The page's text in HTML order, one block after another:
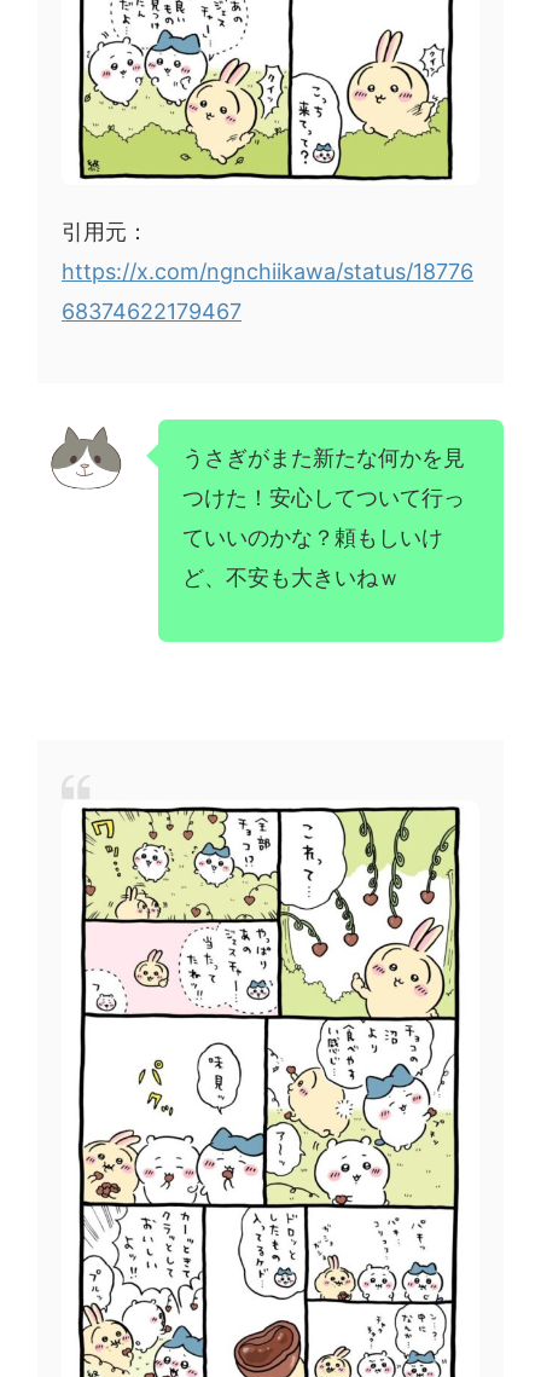
引用元：
https://x.com/ngnchiikawa/status/18776
68374622179467
うさぎがまた新たな何かを見
つけた！安心してついて行っ
ていいのかな？頼もしいけ
ど、不安も大きいねｗ